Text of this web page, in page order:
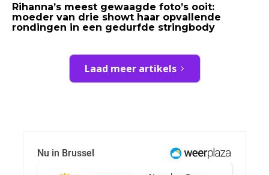
Rihanna’s meest gewaagde foto’s ooit:
moeder van drie showt haar opvallende
rondingen in een gedurfde stringbody
Laad meer artikels